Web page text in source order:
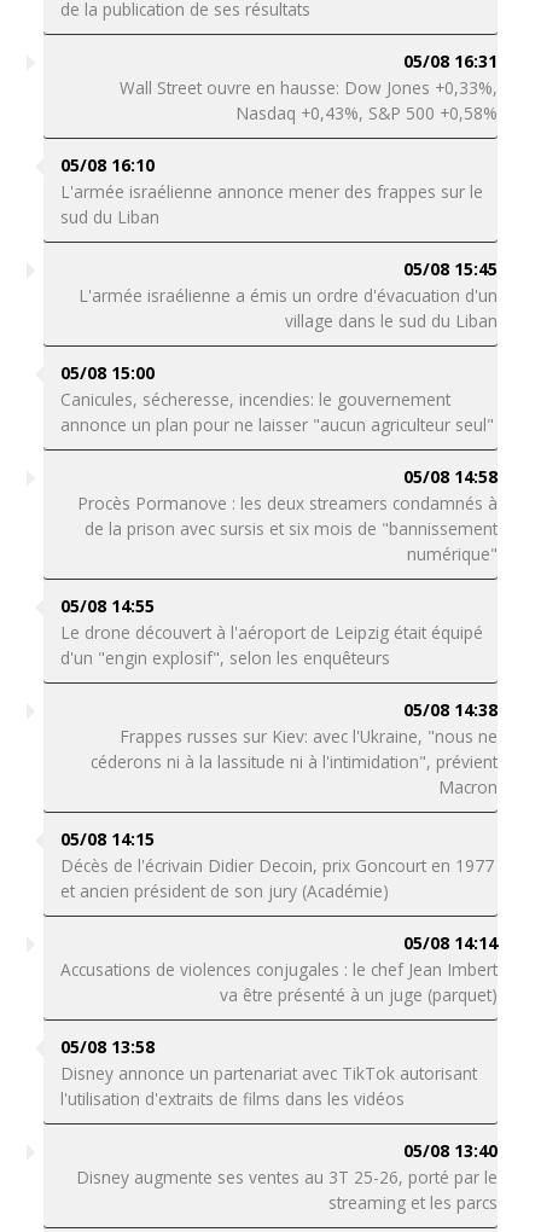
de la publication de ses résultats
05/08 16:31
Wall Street ouvre en hausse: Dow Jones +0,33%,
Nasdaq +0,43%, S&P 500 +0,58%
05/08 16:10
L'armée israélienne annonce mener des frappes sur le
sud du Liban
05/08 15:45
L'armée israélienne a émis un ordre d'évacuation d'un
village dans le sud du Liban
05/08 15:00
Canicules, sécheresse, incendies: le gouvernement
annonce un plan pour ne laisser "aucun agriculteur seul"
05/08 14:58
Procès Pormanove : les deux streamers condamnés à
de la prison avec sursis et six mois de "bannissement
numérique"
05/08 14:55
Le drone découvert à l'aéroport de Leipzig était équipé
d'un "engin explosif", selon les enquêteurs
05/08 14:38
Frappes russes sur Kiev: avec l'Ukraine, "nous ne
céderons ni à la lassitude ni à l'intimidation", prévient
Macron
05/08 14:15
Décès de l'écrivain Didier Decoin, prix Goncourt en 1977
et ancien président de son jury (Académie)
05/08 14:14
Accusations de violences conjugales : le chef Jean Imbert
va être présenté à un juge (parquet)
05/08 13:58
Disney annonce un partenariat avec TikTok autorisant
l'utilisation d'extraits de films dans les vidéos
05/08 13:40
Disney augmente ses ventes au 3T 25-26, porté par le
streaming et les parcs